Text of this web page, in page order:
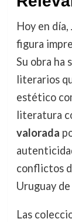
Hoy en día,
figura
Su obra ha
literarios
estético
literatura
valorada
conflictos
Uruguay
Las